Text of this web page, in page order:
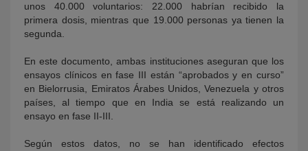
unos 40.000 voluntarios: 22.000 habrían recibido la
primera dosis, mientras que 19.000 personas ya tienen la
segunda.
En este documento, ambas instituciones aseguran que los
ensayos clínicos en fase III están “aprobados y en curso”
en Bielorrusia, Emiratos Árabes Unidos, Venezuela y otros
países, al tiempo que en India se está realizando un
ensayo en fase II-III.
Según estos datos, no se han identificado efectos